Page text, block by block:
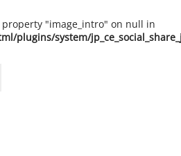
"image_intro" on null in
plugins/system/